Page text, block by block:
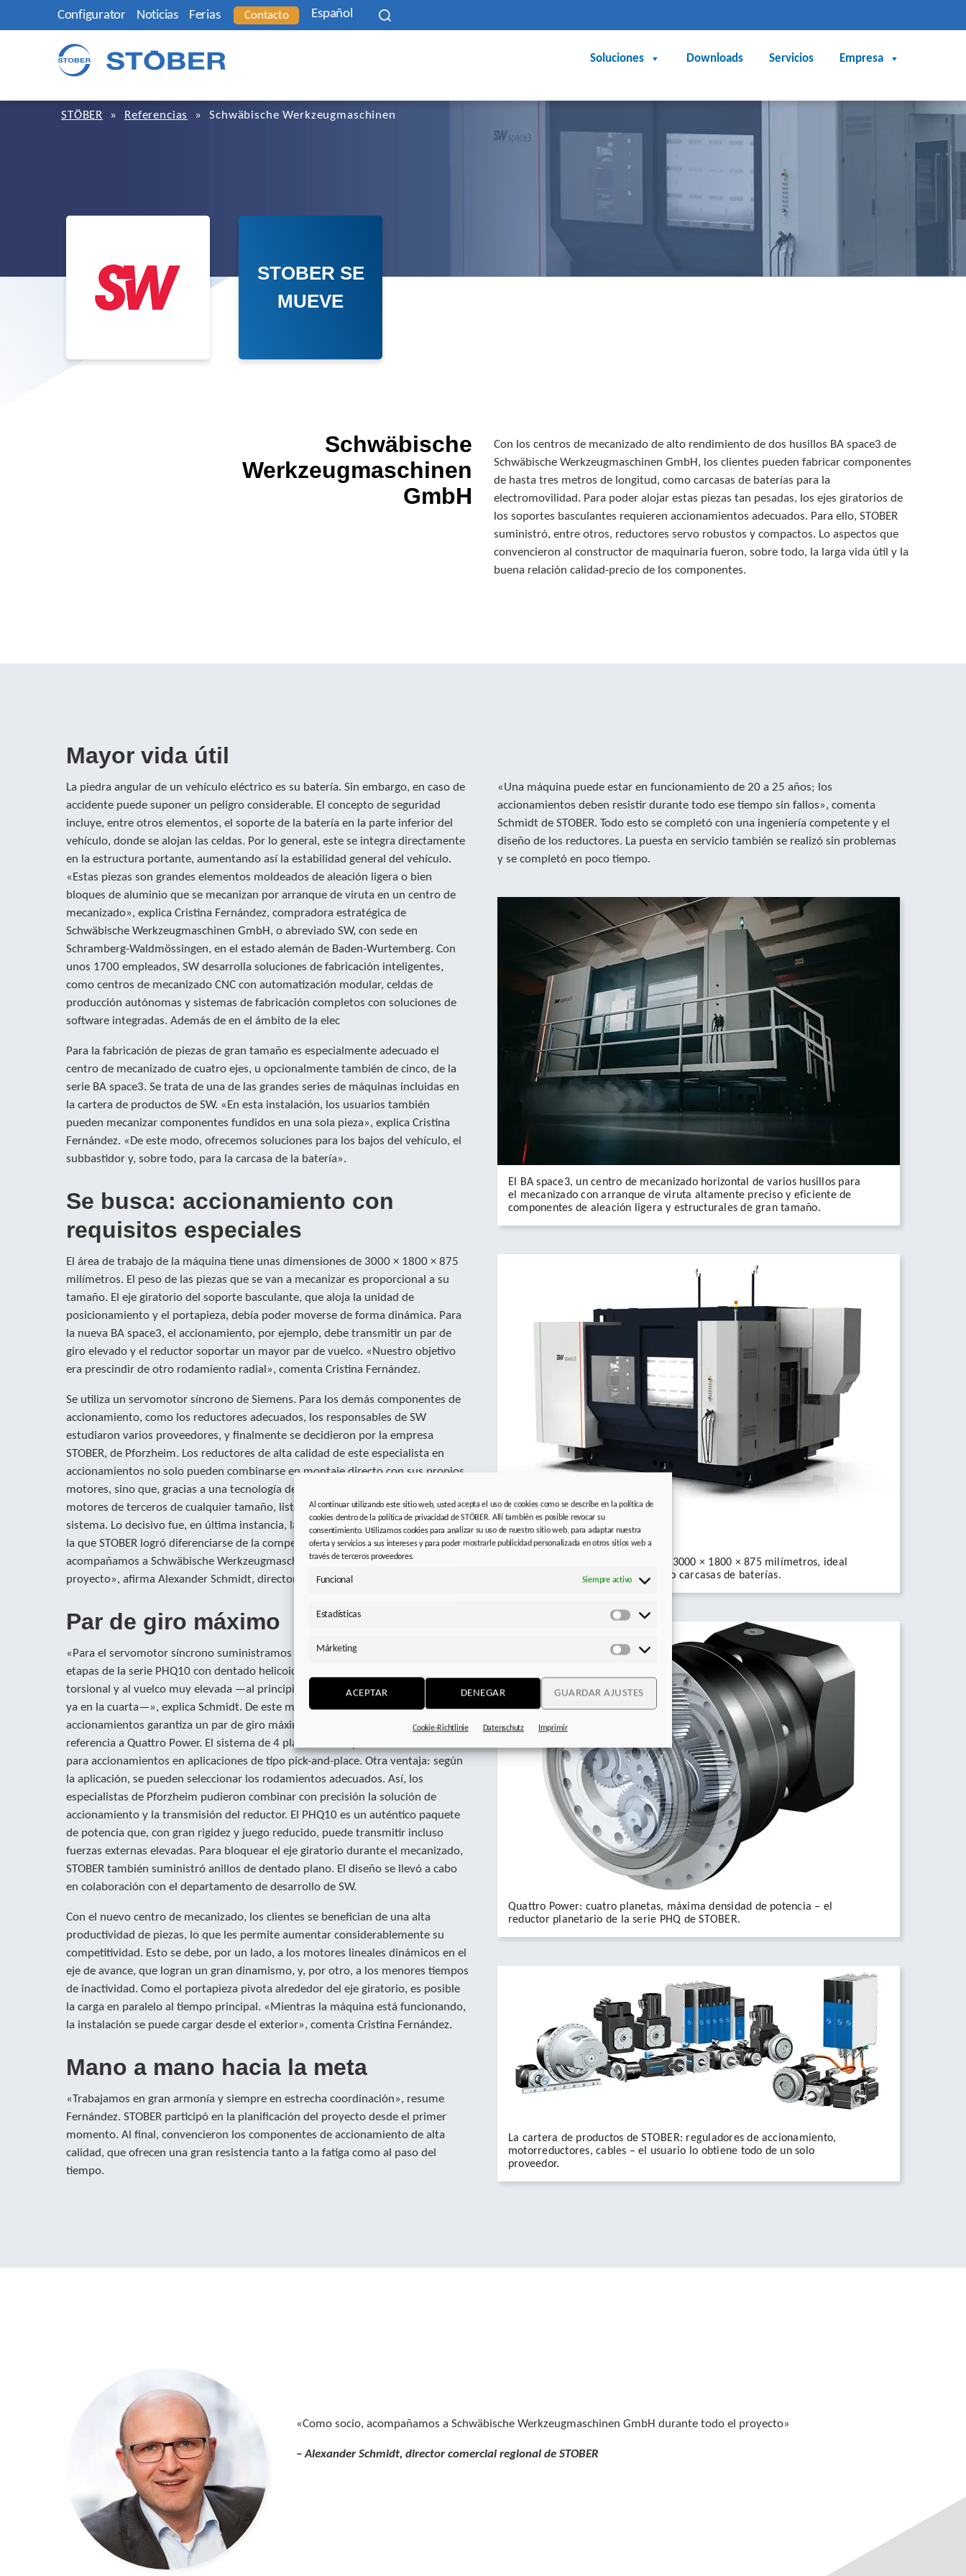
Al continuar utilizando este sitio web, usted acepta el uso de cookies como se describe en la política de
cookies dentro de la política de privacidad de STÖBER. Allí también es posible revocar su
consentimiento. Utilizamos cookies para analizar su uso de nuestro sitio web, para adaptar nuestra
oferta y servicios a sus intereses y para poder mostrarle publicidad personalizada en otros sitios web a
través de terceros proveedores.
Funcional Siempre activo
Estadísticas
Estadísticas
Márketing
Márketing
ACEPTAR DENEGAR GUARDAR AJUSTES
Cookie-Richtlinie Datenschutz Imprimir
Configurator Noticias Ferias Contacto Español
Soluciones Downloads Servicios Empresa
STÖBER » Referencias » Schwäbische Werkzeugmaschinen
STOBER SE
MUEVE
Schwäbische
Werkzeugmaschinen
GmbH
Con los centros de mecanizado de alto rendimiento de dos husillos BA space3 de
Schwäbische Werkzeugmaschinen GmbH, los clientes pueden fabricar componentes
de hasta tres metros de longitud, como carcasas de baterías para la
electromovilidad. Para poder alojar estas piezas tan pesadas, los ejes giratorios de
los soportes basculantes requieren accionamientos adecuados. Para ello, STOBER
suministró, entre otros, reductores servo robustos y compactos. Lo aspectos que
convencieron al constructor de maquinaria fueron, sobre todo, la larga vida útil y la
buena relación calidad-precio de los componentes.
Mayor vida útil
La piedra angular de un vehículo eléctrico es su batería. Sin embargo, en caso de
accidente puede suponer un peligro considerable. El concepto de seguridad
incluye, entre otros elementos, el soporte de la batería en la parte inferior del
vehículo, donde se alojan las celdas. Por lo general, este se integra directamente
en la estructura portante, aumentando así la estabilidad general del vehículo.
«Estas piezas son grandes elementos moldeados de aleación ligera o bien
bloques de aluminio que se mecanizan por arranque de viruta en un centro de
mecanizado», explica Cristina Fernández, compradora estratégica de
Schwäbische Werkzeugmaschinen GmbH, o abreviado SW, con sede en
Schramberg-Waldmössingen, en el estado alemán de Baden-Wurtemberg. Con
unos 1700 empleados, SW desarrolla soluciones de fabricación inteligentes,
como centros de mecanizado CNC con automatización modular, celdas de
producción autónomas y sistemas de fabricación completos con soluciones de
software integradas. Además de en el ámbito de la elec
Para la fabricación de piezas de gran tamaño es especialmente adecuado el
centro de mecanizado de cuatro ejes, u opcionalmente también de cinco, de la
serie BA space3. Se trata de una de las grandes series de máquinas incluidas en
la cartera de productos de SW. «En esta instalación, los usuarios también
pueden mecanizar componentes fundidos en una sola pieza», explica Cristina
Fernández. «De este modo, ofrecemos soluciones para los bajos del vehículo, el
subbastidor y, sobre todo, para la carcasa de la batería».
Se busca: accionamiento con
requisitos especiales
El área de trabajo de la máquina tiene unas dimensiones de 3000 × 1800 × 875
milímetros. El peso de las piezas que se van a mecanizar es proporcional a su
tamaño. El eje giratorio del soporte basculante, que aloja la unidad de
posicionamiento y el portapieza, debía poder moverse de forma dinámica. Para
la nueva BA space3, el accionamiento, por ejemplo, debe transmitir un par de
giro elevado y el reductor soportar un mayor par de vuelco. «Nuestro objetivo
era prescindir de otro rodamiento radial», comenta Cristina Fernández.
Se utiliza un servomotor síncrono de Siemens. Para los demás componentes de
accionamiento, como los reductores adecuados, los responsables de SW
estudiaron varios proveedores, y finalmente se decidieron por la empresa
STOBER, de Pforzheim. Los reductores de alta calidad de este especialista en
accionamientos no solo pueden combinarse en montaje directo con sus propios
motores, sino que, gracias a una tecnología de interfaz única, también con
motores de terceros de cualquier tamaño, listos para conectarse a cualquier
sistema. Lo decisivo fue, en última instancia, la buena relación calidad-precio con
la que STOBER logró diferenciarse de la competencia. «Como socio,
acompañamos a Schwäbische Werkzeugmaschinen GmbH durante todo el
proyecto», afirma Alexander Schmidt, director comercial regional de STOBER.
Par de giro máximo
«Para el servomotor síncrono suministramos un preciso reductor servo de tres
etapas de la serie PHQ10 con dentado helicoidal de alta calidad y una rigidez
torsional y al vuelco muy elevada —al principio en su tercera generación y ahora
ya en la cuarta—», explica Schmidt. De este modo, el especialista en
accionamientos garantiza un par de giro máximo. La «Q» del nombre hace
referencia a Quattro Power. El sistema de 4 planetas es especialmente adecuado
para accionamientos en aplicaciones de tipo pick-and-place. Otra ventaja: según
la aplicación, se pueden seleccionar los rodamientos adecuados. Así, los
especialistas de Pforzheim pudieron combinar con precisión la solución de
accionamiento y la transmisión del reductor. El PHQ10 es un auténtico paquete
de potencia que, con gran rigidez y juego reducido, puede transmitir incluso
fuerzas externas elevadas. Para bloquear el eje giratorio durante el mecanizado,
STOBER también suministró anillos de dentado plano. El diseño se llevó a cabo
en colaboración con el departamento de desarrollo de SW.
Con el nuevo centro de mecanizado, los clientes se benefician de una alta
productividad de piezas, lo que les permite aumentar considerablemente su
competitividad. Esto se debe, por un lado, a los motores lineales dinámicos en el
eje de avance, que logran un gran dinamismo, y, por otro, a los menores tiempos
de inactividad. Como el portapieza pivota alrededor del eje giratorio, es posible
la carga en paralelo al tiempo principal. «Mientras la máquina está funcionando,
la instalación se puede cargar desde el exterior», comenta Cristina Fernández.
Mano a mano hacia la meta
«Trabajamos en gran armonía y siempre en estrecha coordinación», resume
Fernández. STOBER participó en la planificación del proyecto desde el primer
momento. Al final, convencieron los componentes de accionamiento de alta
calidad, que ofrecen una gran resistencia tanto a la fatiga como al paso del
tiempo.
«Una máquina puede estar en funcionamiento de 20 a 25 años; los
accionamientos deben resistir durante todo ese tiempo sin fallos», comenta
Schmidt de STOBER. Todo esto se completó con una ingeniería competente y el
diseño de los reductores. La puesta en servicio también se realizó sin problemas
y se completó en poco tiempo.
El BA space3, un centro de mecanizado horizontal de varios husillos para
el mecanizado con arranque de viruta altamente preciso y eficiente de
componentes de aleación ligera y estructurales de gran tamaño.
Un enorme espacio de trabajo de 3000 × 1800 × 875 milímetros, ideal
para piezas de gran tamaño, como carcasas de baterías.
Quattro Power: cuatro planetas, máxima densidad de potencia – el
reductor planetario de la serie PHQ de STOBER.
La cartera de productos de STOBER: reguladores de accionamiento,
motorreductores, cables – el usuario lo obtiene todo de un solo
proveedor.
«Como socio, acompañamos a Schwäbische Werkzeugmaschinen GmbH durante todo el proyecto»
– Alexander Schmidt, director comercial regional de STOBER